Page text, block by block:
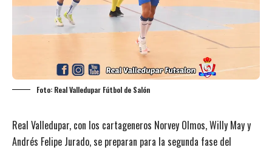
Foto: Real Valledupar Fútbol de Salón
Real Valledupar, con los cartageneros Norvey Olmos, Willy May y
Andrés Felipe Jurado, se preparan para la segunda fase del